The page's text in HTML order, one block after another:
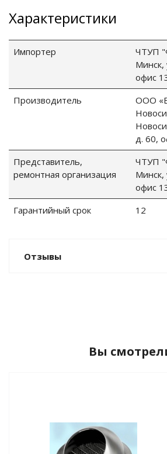
"Фалина"
Характеристики
Импортер
ЧТУП
Минск,
офис
Производитель
ООО
д. 60,
Представитель,
ремонтная организация
ЧТУП
Минск,
офис
Гарантийный срок
12
Отзывы
Вы